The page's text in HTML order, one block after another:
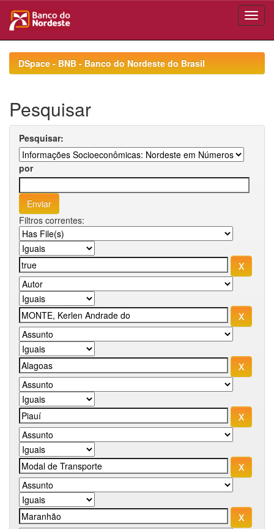
navigationDSpace - BNB - Banco do Nordeste do Brasil
Pesquisar
Pesquisar:
por
Filtros correntes: